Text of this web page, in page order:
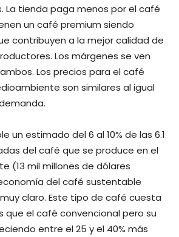
La tienda paga menos por el café
un café premium siendo
contribuyen a la mejor calidad de
Los márgenes se ven
Los precios para el café
son similares al igual
un estimado del 6 al 10% de las 6.1
del café que se produce en el
(13 mil millones de dólares
del café sustentable
claro. Este tipo de café cuesta
que el café convencional pero su
entre el 25 y el 40% más